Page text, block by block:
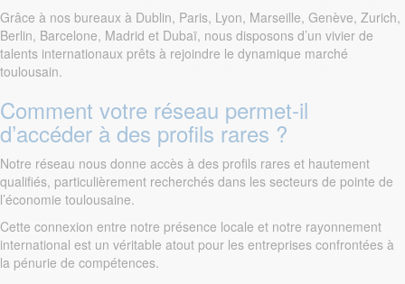
Grâce à nos bureaux à Dublin, Paris, Lyon, Marseille, Genève, Zurich,
Berlin, Barcelone, Madrid et Dubaï, nous disposons d’un vivier de
talents internationaux prêts à rejoindre le dynamique marché
toulousain.
Comment votre réseau permet-il
d’accéder à des profils rares ?
Notre réseau nous donne accès à des profils rares et hautement
qualifiés, particulièrement recherchés dans les secteurs de pointe de
l’économie toulousaine.
Cette connexion entre notre présence locale et notre rayonnement
international est un véritable atout pour les entreprises confrontées à
la pénurie de compétences.